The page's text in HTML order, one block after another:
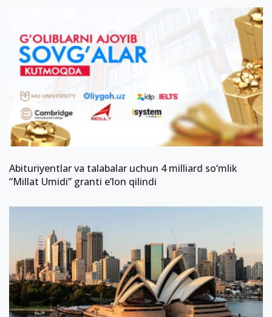
Abituriyentlar va talabalar uchun 4 milliard so‘mlik
“Millat Umidi” granti eʼlon qilindi